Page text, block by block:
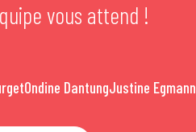
vous attend !
Ondine DantungJustine Egmann